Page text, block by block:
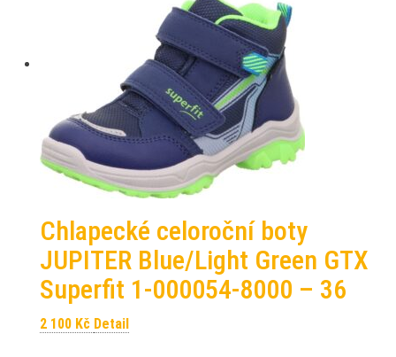
Chlapecké celoroční boty
JUPITER Blue/Light Green GTX
Superfit 1-000054-8000 – 36
2 100 Kč Detail